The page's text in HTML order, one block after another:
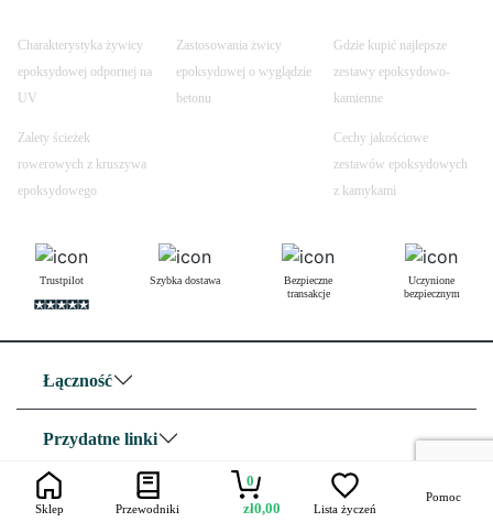
Charakterystyka żywicy
epoksydowej odpornej na
UV
Zastosowania żwicy
epoksydowej o wyglądzie
betonu
Gdzie kupić najlepsze
zestawy epoksydowo-
kamienne
Zalety ścieżek
rowerowych z kruszywa
epoksydowego
Cechy jakościowe
zestawów epoksydowych
z kamykami
Trustpilot Szybka dostawa
Bezpieczne
transakcje
Uczynione
bezpiecznym
Łączność
Przydatne linki
O nas
Sklep Przewodniki
0
zł0,00 Lista życzeń
Pomoc